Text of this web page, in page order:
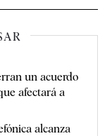
un acuerdo
afectará a
alcanza